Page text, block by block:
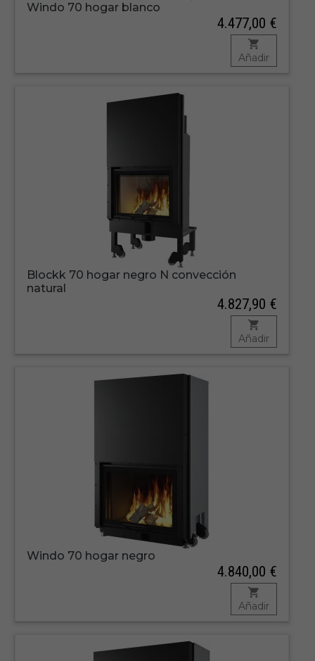
Windo 70 hogar blanco
4.477,00 €
Añadir
Blockk 70 hogar negro N convección
natural
4.827,90 €
Añadir
Windo 70 hogar negro
4.840,00 €
Añadir